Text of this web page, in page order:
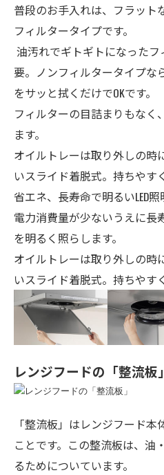
普段のお手入れは、フラット
フィルタータイプです。
油汚れでギトギトになった
要。ノンフィルタータイプな
をサッと拭くだけでOKです。
フィルターの目詰まりもなく
ます。
オイルトレーは取り外しの時
いスライド着脱式。持ちやす
省エネ、長寿命で明るいLED照
電力消費量が少ないうえに長
を明るく照らします。
オイルトレーは取り外しの時
いスライド着脱式。持ちやす
レンジフードの「整流板
「整流板」はレンジフード
ことです。この整流板は、油
るためについています。